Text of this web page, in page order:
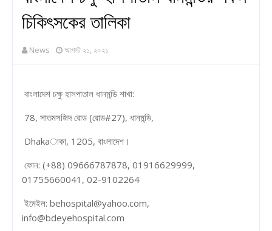
চিকিৎসকের তালিকা
News আগস্ট ২১, ২০২১
বাংলাদেশ চক্ষু হাসপাতাল ধানমন্ডি শাখা:
78, সাতমসজিদ রোড (রোড#27), ধানমন্ডি,
Dhakaাকা, 1205, বাংলাদেশ।
ফোন: (+88) 09666787878, 01916629999,
01755660041, 02-9102264
ইমেইল: behospital@yahoo.com,
info@bdeyehospital.com